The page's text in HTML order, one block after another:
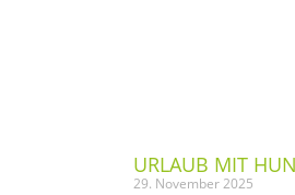
URLAUB MIT
29. November 2025